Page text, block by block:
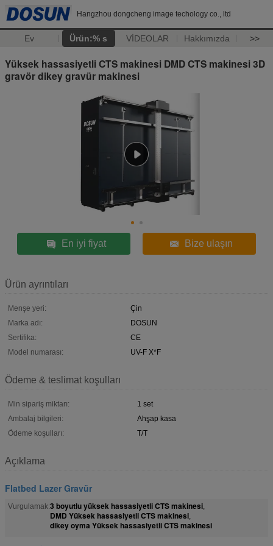
Hangzhou dongcheng image techology co., ltd
Ev Ürün:% s VİDEOLAR Hakkımızda >>
Yüksek hassasiyetli CTS makinesi DMD CTS makinesi 3D
gravör dikey gravür makinesi
En iyi fiyat Bize ulaşın
Ürün ayrıntıları
Menşe yeri:
Çin
Marka adı:
DOSUN
Sertifika:
CE
Model numarası:
UV-F X*F
Ödeme & teslimat koşulları
Min sipariş miktarı:
1 set
Ambalaj bilgileri:
Ahşap kasa
Ödeme koşulları:
T/T
Açıklama
Flatbed Lazer Gravür
Vurgulamak:3 boyutlu yüksek hassasiyetli CTS makinesi,
DMD Yüksek hassasiyetli CTS makinesi,
dikey oyma Yüksek hassasiyetli CTS makinesi